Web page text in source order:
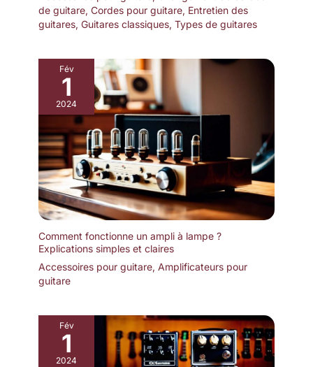
de guitare, Cordes pour guitare, Entretien des
guitares, Guitares classiques, Types de guitares
Fév
1
2024
Comment fonctionne un ampli à lampe ?
Explications simples et claires
Accessoires pour guitare, Amplificateurs pour
guitare
Fév
1
2024